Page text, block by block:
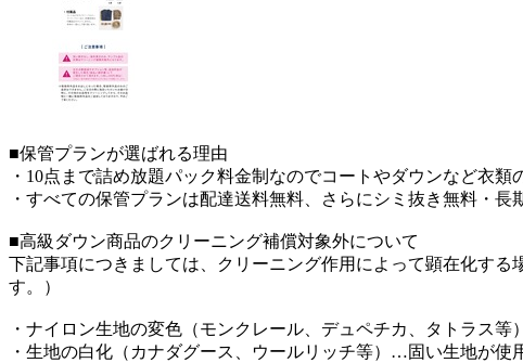
■保管プランが選ばれる理由
・10点まで詰め放題パック料金制なのでコートやダウンなど衣類
・すべての保管プランは配達送料無料、さらにシミ抜き無料・
■高級ダウン商品のクリーニング補償対象外について
下記事項につきましては、クリーニング作用によって顕在化す
す。）
・ナイロン生地の変色（モンクレール、デュペチカ、タトラス
・生地の白化（カナダグース、ウールリッチ等）…固い生地が